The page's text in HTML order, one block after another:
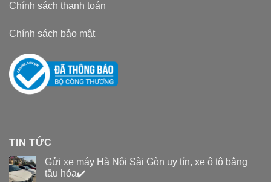
Chính sách thanh toán
Chính sách bảo mật
TIN TỨC
Gửi xe máy Hà Nội Sài Gòn uy tín, xe ô tô bằng
tầu hỏa✔️